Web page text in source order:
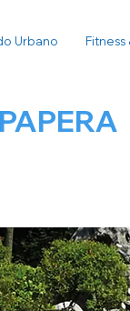
Urbano Fitness